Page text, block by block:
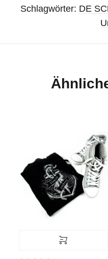
Schlagwörter: DE